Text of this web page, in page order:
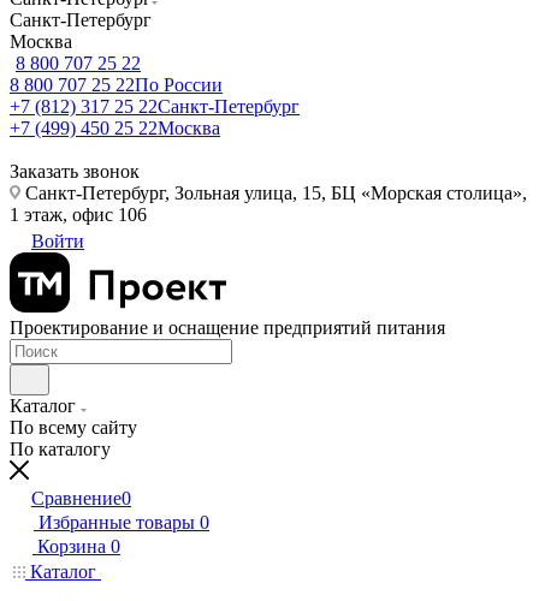
Санкт-Петербург
Москва
8 800 707 25 22
8 800 707 25 22По России
+7 (812) 317 25 22Санкт-Петербург
+7 (499) 450 25 22Москва
Заказать звонок
Санкт-Петербург, Зольная улица, 15, БЦ «Морская столица»,
1 этаж, офис 106
Войти
Проектирование и оснащение предприятий питания
Каталог
По всему сайту
По каталогу
Сравнение0
Избранные товары 0
Корзина 0
Каталог